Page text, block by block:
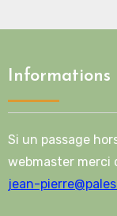
Informations
Si un passage
webmaster merci
jean-